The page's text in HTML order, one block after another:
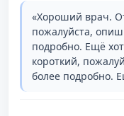
«Хороший врач.
пожалуйста,
подробно. Ещё
короткий,
более подробно.